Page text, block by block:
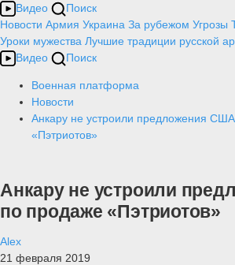
Видео
Поиск
Новости Армия Украина За рубежом Угрозы
Уроки мужества Лучшие традиции русской
Видео
Поиск
Военная платформа
Новости
Анкару не устроили предложения
«Пэтриотов»
Анкару не устроили
по продаже «Пэтриотов»
Alex
21 февраля 2019